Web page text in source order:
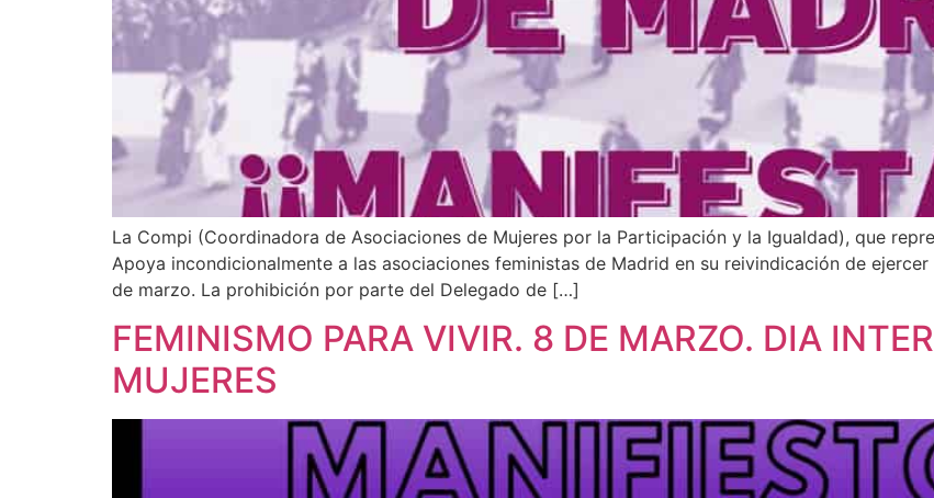
La Compi (Coordinadora de Asociaciones de Mujeres por la Participación y la Igualdad), que
Apoya incondicionalmente a las asociaciones feministas de Madrid en su reivindicación de
de marzo. La prohibición por parte del Delegado de […]
FEMINISMO PARA VIVIR. 8 DE MARZO. DIA
MUJERES